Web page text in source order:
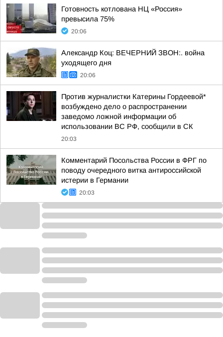
Готовность котлована НЦ «Россия»
превысила 75%
20:06
Александр Коц: ВЕЧЕРНИЙ ЗВОН:. война
уходящего дня
20:06
Против журналистки Катерины Гордеевой*
возбуждено дело о распространении
заведомо ложной информации об
использовании ВС РФ, сообщили в СК
20:03
Комментарий Посольства России в ФРГ по
поводу очередного витка антироссийской
истерии в Германии
20:03